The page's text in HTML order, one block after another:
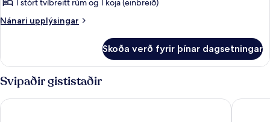
tvíbreitt
rúm
Stórt
Deluxe-
heitur
pottur
-
útsýni
1 stórt tvíbreitt rúm og 1 koja (einbreið)
Nánari upplýsingar
Nánari
Deluxe-
einbýlishús
-
heitur
pottur
Skoða verð fyrir þínar dagsetningar
Svipaðir gististaðir
The Banjaran Hotsprings Retreat Sebayu